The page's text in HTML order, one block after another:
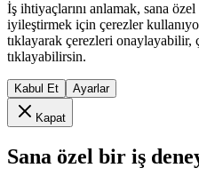
İş ihtiyaçlarını anlamak, sana
iyileştirmek için çerezler
tıklayarak çerezleri onaylayabilir,
tıklayabilirsin.
Kabul Et Ayarlar
Kapat
Sana özel bir iş